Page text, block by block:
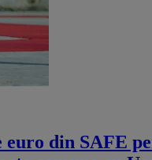
euro din SAFE